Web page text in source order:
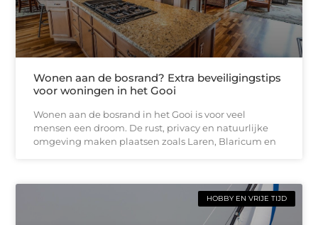
Wonen aan de bosrand? Extra beveiligingstips
voor woningen in het Gooi
Wonen aan de bosrand in het Gooi is voor veel
mensen een droom. De rust, privacy en natuurlijke
omgeving maken plaatsen zoals Laren, Blaricum en
HOBBY EN VRIJE TIJD